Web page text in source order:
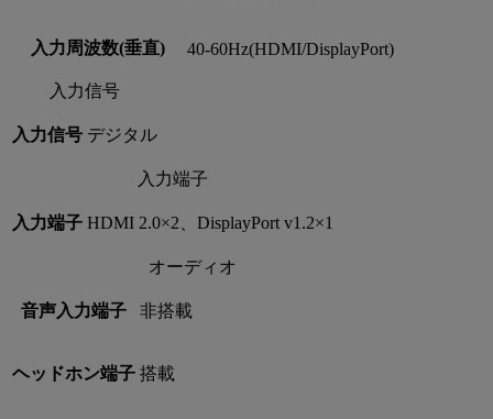
入力周波数(垂直) 40-60Hz(HDMI/DisplayPort)
入力信号
入力信号 デジタル
入力端子
入力端子 HDMI 2.0×2、DisplayPort v1.2×1
オーディオ
音声入力端子 非搭載
ヘッドホン端子 搭載